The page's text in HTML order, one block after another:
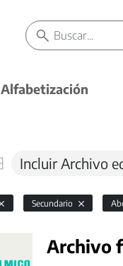
Alfabetización
Incluir Archivo
Secundario
Archivo